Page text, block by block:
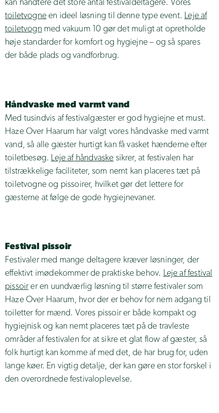
toiletvogneen ideel løsning til denne type event. Leje af
toiletvogn med vakuum 10 gør det muligt at opretholde
høje standarder for komfort og hygiejne – og så spares
der både plads og vandforbrug.
Håndvaske med varmt vand
Med tusindvis af festivalgæster er god hygiejne et must.
Haze Over Haarum har valgt vores håndvaske med varmt
vand, så alle gæster hurtigt kan få vasket hænderne efter
toiletbesøg. Leje af håndvaske sikrer, at festivalen har
tilstrækkelige faciliteter, som nemt kan placeres tæt på
toiletvogne og pissoirer, hvilket gør det lettere for
gæsterne at følge de gode hygiejnevaner.
Festival pissoir
Festivaler med mange deltagere kræver løsninger, der
effektivt imødekommer de praktiske behov. Leje af festival
pissoirer en uundværlig løsning til større festivaler som
Haze Over Haarum, hvor der er behov for nem adgang til
toiletter for mænd. Vores pissoir er både kompakt og
hygiejnisk og kan nemt placeres tæt på de travleste
områder af festivalen for at sikre et glat flow af gæster, så
folk hurtigt kan komme af med det, de har brug for, uden
lange køer. En vigtig detalje, der kan gøre en stor forskel i
den overordnede festivaloplevelse.